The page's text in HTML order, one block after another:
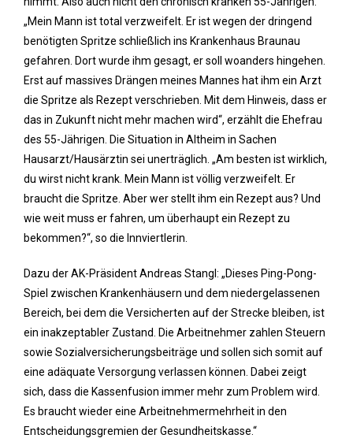
„Mein Mann ist total verzweifelt. Er ist wegen der dringend
benötigten Spritze schließlich ins Krankenhaus Braunau
gefahren. Dort wurde ihm gesagt, er soll woanders hingehen.
Erst auf massives Drängen meines Mannes hat ihm ein Arzt
die Spritze als Rezept verschrieben. Mit dem Hinweis, dass er
das in Zukunft nicht mehr machen wird“, erzählt die Ehefrau
des 55-Jährigen. Die Situation in Altheim in Sachen
Hausarzt/Hausärztin sei unerträglich. „Am besten ist wirklich,
du wirst nicht krank. Mein Mann ist völlig verzweifelt. Er
braucht die Spritze. Aber wer stellt ihm ein Rezept aus? Und
wie weit muss er fahren, um überhaupt ein Rezept zu
bekommen?“, so die Innviertlerin.
Dazu der AK-Präsident Andreas Stangl: „Dieses Ping-Pong-
Spiel zwischen Krankenhäusern und dem niedergelassenen
Bereich, bei dem die Versicherten auf der Strecke bleiben, ist
ein inakzeptabler Zustand. Die Arbeitnehmer zahlen Steuern
sowie Sozialversicherungsbeiträge und sollen sich somit auf
eine adäquate Versorgung verlassen können. Dabei zeigt
sich, dass die Kassenfusion immer mehr zum Problem wird.
Es braucht wieder eine Arbeitnehmermehrheit in den
Entscheidungsgremien der Gesundheitskasse.“